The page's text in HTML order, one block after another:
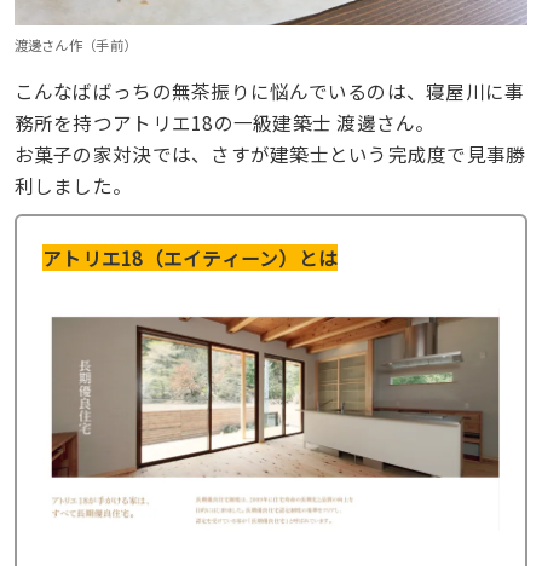
渡邊さん作（手前）
こんなばばっちの無茶振りに悩んでいるのは、寝屋川に事
務所を持つアトリエ18の一級建築士 渡邊さん。
お菓子の家対決では、さすが建築士という完成度で見事勝
利しました。
アトリエ18（エイティーン）とは